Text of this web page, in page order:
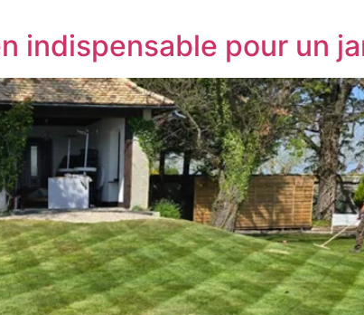
indispensable pour un